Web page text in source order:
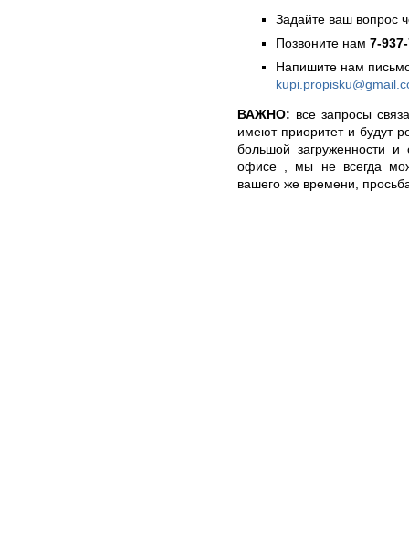
Задайте ваш вопрос
Позвоните нам 7-
Напишите нам
ВАЖНО: все запросы
имеют приоритет и будут
большой загруженности и
офисе , мы не всегда
вашего же времени,